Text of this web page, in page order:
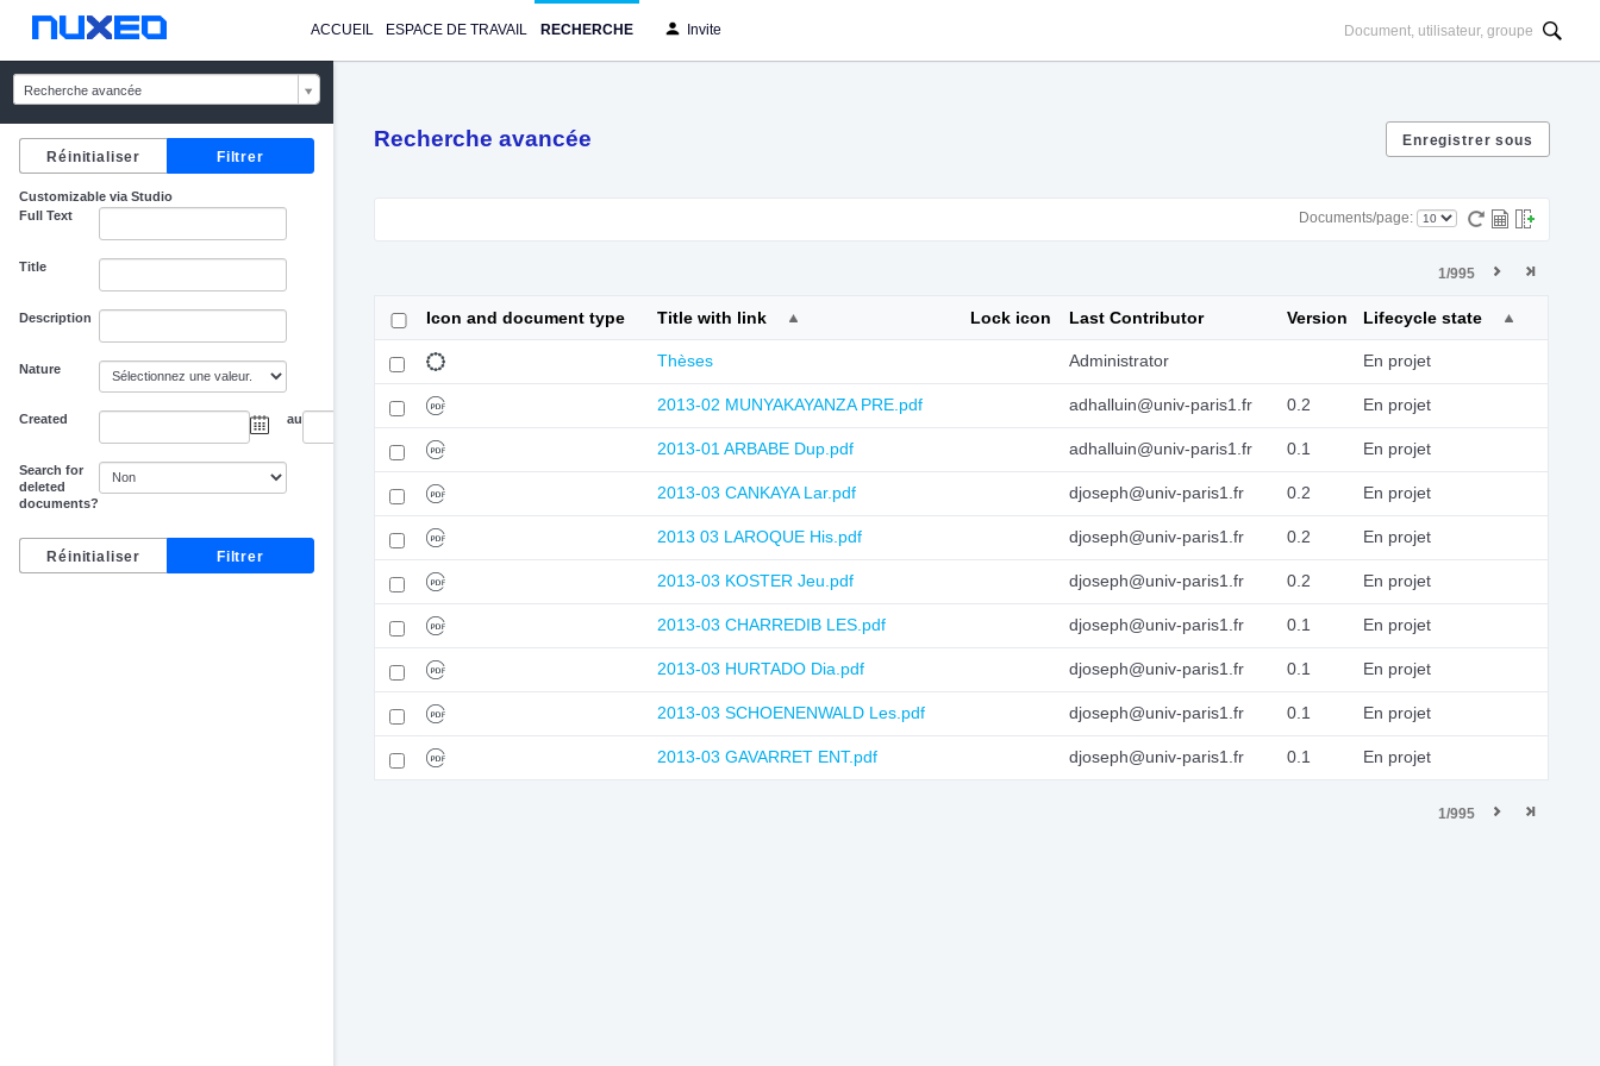
ACCUEIL ESPACE DE TRAVAIL RECHERCHE Invite
Recherche avancée
Customizable via Studio
Full Text
Title
Description
Nature
Created au
Search for
deleted
documents?
Recherche avancée
Documents/page:
1/995
Icon and document type Title with link Lock icon Last Contributor Version Lifecycle state
Thèses Administrator En projet
2013-02 MUNYAKAYANZA PRE.pdf adhalluin@univ-paris1.fr 0.2 En projet
2013-01 ARBABE Dup.pdf adhalluin@univ-paris1.fr 0.1 En projet
2013-03 CANKAYA Lar.pdf djoseph@univ-paris1.fr 0.2 En projet
2013 03 LAROQUE His.pdf djoseph@univ-paris1.fr 0.2 En projet
2013-03 KOSTER Jeu.pdf djoseph@univ-paris1.fr 0.2 En projet
2013-03 CHARREDIB LES.pdf djoseph@univ-paris1.fr 0.1 En projet
2013-03 HURTADO Dia.pdf djoseph@univ-paris1.fr 0.1 En projet
2013-03 SCHOENENWALD Les.pdf djoseph@univ-paris1.fr 0.1 En projet
2013-03 GAVARRET ENT.pdf djoseph@univ-paris1.fr 0.1 En projet
1/995